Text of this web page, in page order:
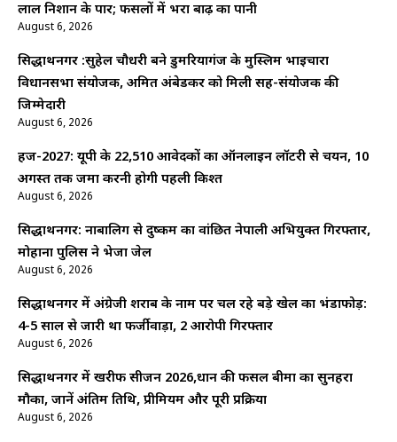
लाल निशान के पार; फसलों में भरा बाढ़ का पानी
August 6, 2026
सिद्धार्थनगर :सुहेल चौधरी बने डुमरियागंज के मुस्लिम भाईचारा
विधानसभा संयोजक, अमित अंबेडकर को मिली सह-संयोजक की
जिम्मेदारी
August 6, 2026
हज-2027: यूपी के 22,510 आवेदकों का ऑनलाइन लॉटरी से चयन, 10
अगस्त तक जमा करनी होगी पहली किश्त
August 6, 2026
सिद्धार्थनगर: नाबालिग से दुष्कर्म का वांछित नेपाली अभियुक्त गिरफ्तार,
मोहाना पुलिस ने भेजा जेल
August 6, 2026
सिद्धार्थनगर में अंग्रेजी शराब के नाम पर चल रहे बड़े खेल का भंडाफोड़:
4-5 साल से जारी था फर्जीवाड़ा, 2 आरोपी गिरफ्तार
August 6, 2026
सिद्धार्थनगर में खरीफ सीजन 2026,धान की फसल बीमा का सुनहरा
मौका, जानें अंतिम तिथि, प्रीमियम और पूरी प्रक्रिया
August 6, 2026